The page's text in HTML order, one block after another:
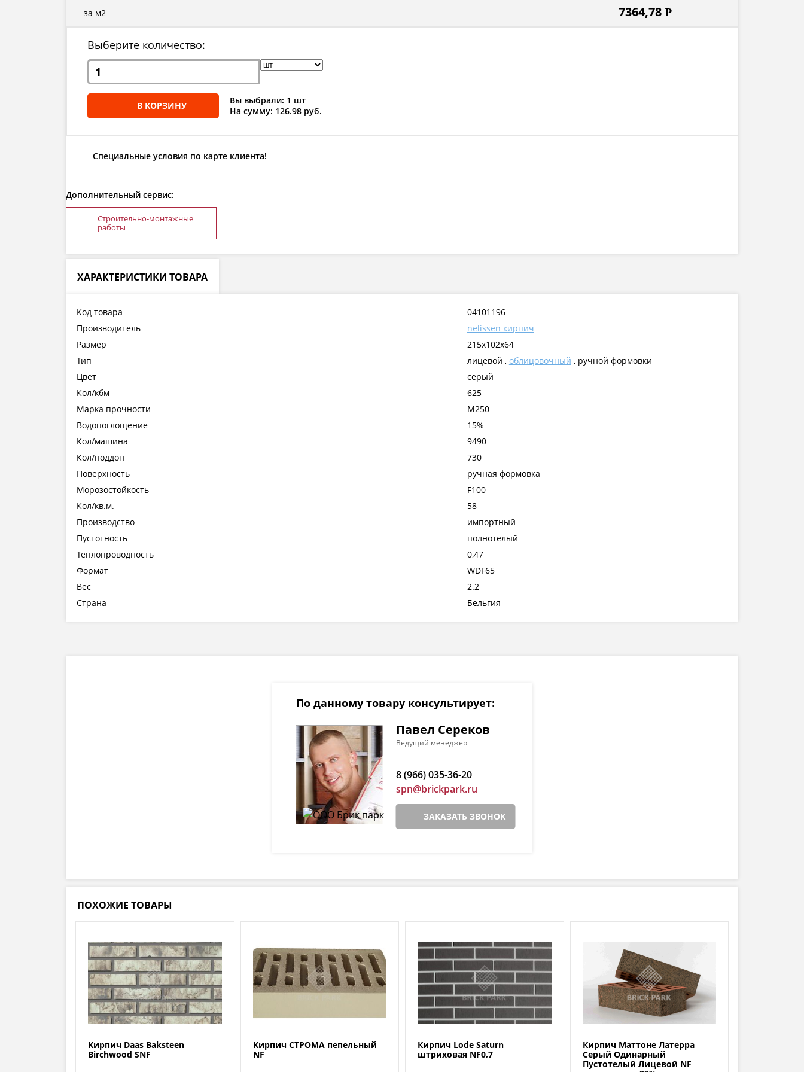
за м2 7364,78 Р
Выберите количество:
В КОРЗИНУ
Вы выбрали: 1 шт
На сумму: 126.98 руб.
Специальные условия по карте клиента!
Дополнительный сервис:
Строительно-монтажные
работы
ХАРАКТЕРИСТИКИ ТОВАРА
Код товара
04101196
Производитель
nelissen кирпич
Размер
215x102x64
Тип
лицевой , облицовочный , ручной формовки
Цвет
серый
Кол/кбм
625
Марка прочности
М250
Водопоглощение
15%
Кол/машина
9490
Кол/поддон
730
Поверхность
ручная формовка
Морозостойкость
F100
Кол/кв.м.
58
Производство
импортный
Пустотность
полнотелый
Теплопроводность
0,47
Формат
WDF65
Вес
2.2
Страна
Бельгия
По данному товару консультирует:
Павел Сереков
Ведущий менеджер
8 (966) 035-36-20
spn@brickpark.ru
ЗАКАЗАТЬ ЗВОНОК
ПОХОЖИЕ ТОВАРЫ
Кирпич Daas Baksteen
Birchwood SNF
Кирпич СТРОМА пепельный
NF
Кирпич Lode Saturn
штриховая NF0,7
Кирпич Маттоне Латерра
Серый Одинарный
Пустотелый Лицевой NF